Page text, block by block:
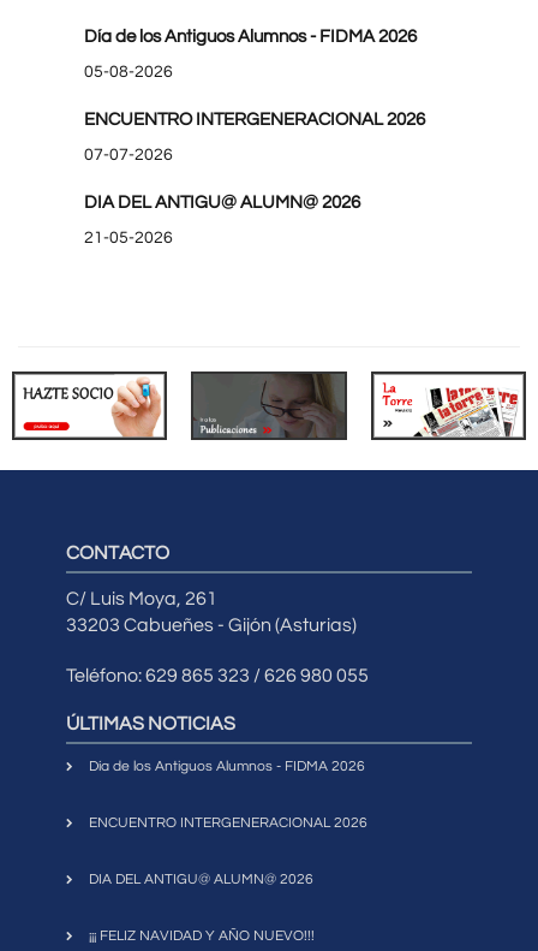
Día de los Antiguos Alumnos - FIDMA 2026
05-08-2026
ENCUENTRO INTERGENERACIONAL 2026
07-07-2026
DIA DEL ANTIGU@ ALUMN@ 2026
21-05-2026
CONTACTO
C/ Luis Moya, 261
33203 Cabueñes - Gijón (Asturias)
Teléfono: 629 865 323 / 626 980 055
ÚLTIMAS NOTICIAS
Día de los Antiguos Alumnos - FIDMA 2026
ENCUENTRO INTERGENERACIONAL 2026
DIA DEL ANTIGU@ ALUMN@ 2026
¡¡¡ FELIZ NAVIDAD Y AÑO NUEVO!!!